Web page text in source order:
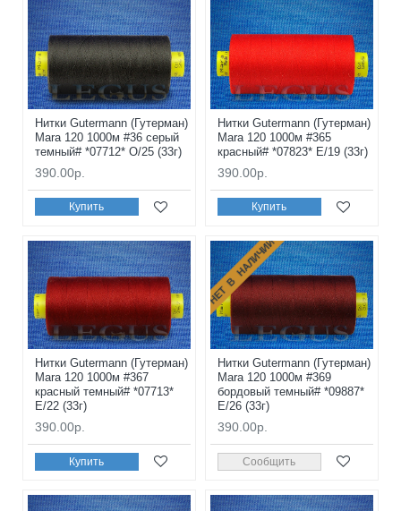
Нитки Gutermann (Гутерман)
Mara 120 1000м #36 серый
темный# *07712* O/25 (33г)
390.00р.
Купить
Нитки Gutermann (Гутерман)
Mara 120 1000м #365
красный# *07823* E/19 (33г)
390.00р.
Купить
Нитки Gutermann (Гутерман)
Mara 120 1000м #367
красный темный# *07713*
E/22 (33г)
390.00р.
Купить
НЕТ В НАЛИЧИИ
Нитки Gutermann (Гутерман)
Mara 120 1000м #369
бордовый темный# *09887*
E/26 (33г)
390.00р.
Сообщить